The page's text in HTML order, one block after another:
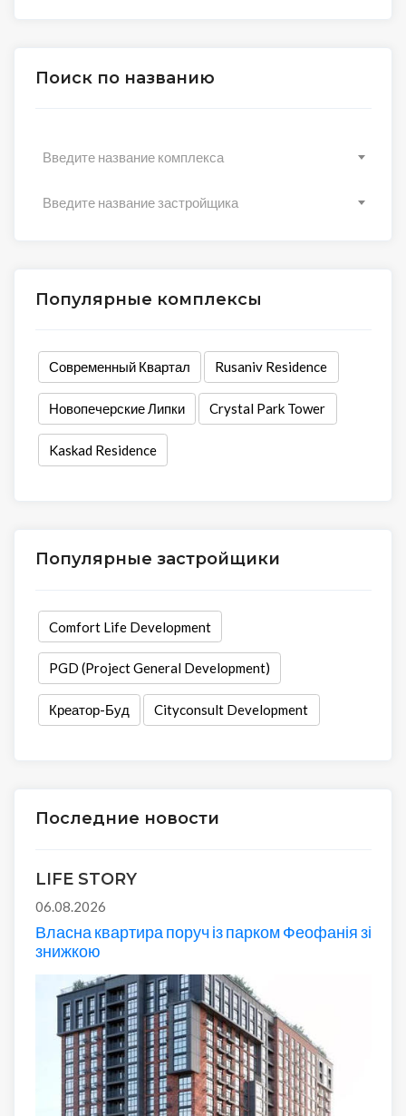
Поиск по названию
Введите название комплекса
Введите название застройщика
Популярные комплексы
Современный Квартал Rusaniv Residence
Новопечерские Липки Crystal Park Tower
Kaskad Residence
Популярные застройщики
Comfort Life Development
PGD (Project General Development)
Креатор-Буд Cityconsult Development
Последние новости
LIFE STORY
06.08.2026
Власна квартира поруч із парком Феофанія зі
знижкою